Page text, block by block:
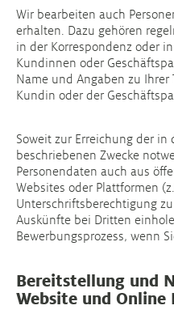
Wir bearbeiten auch
erhalten. Dazu gehören
in der Korrespondenz oder
Kundinnen oder
Name und Angaben zu
Kundin oder der
Soweit zur Erreichung der
beschriebenen Zwecke
Personendaten auch aus
Websites oder Plattformen
Unterschriftsberechtigung
Auskünfte bei Dritten
Bewerbungsprozess, wenn
Bereitstellung und
Website und